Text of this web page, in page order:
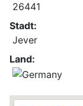
26441
Stadt:
Jever
Land: